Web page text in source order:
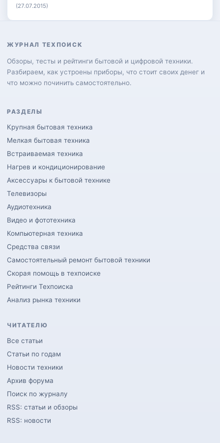
(27.07.2015)
ЖУРНАЛ ТЕХПОИСК
Обзоры, тесты и рейтинги бытовой и цифровой техники.
Разбираем, как устроены приборы, что стоит своих денег и
что можно починить самостоятельно.
РАЗДЕЛЫ
Крупная бытовая техника
Мелкая бытовая техника
Встраиваемая техника
Нагрев и кондиционирование
Аксессуары к бытовой технике
Телевизоры
Аудиотехника
Видео и фототехника
Компьютерная техника
Средства связи
Самостоятельный ремонт бытовой техники
Скорая помощь в техпоиске
Рейтинги Техпоиска
Анализ рынка техники
ЧИТАТЕЛЮ
Все статьи
Статьи по годам
Новости техники
Архив форума
Поиск по журналу
RSS: статьи и обзоры
RSS: новости